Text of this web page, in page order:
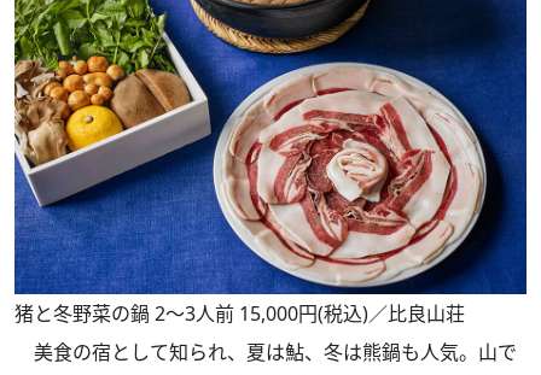
猪と冬野菜の鍋 2～3人前 15,000円(税込)／比良山荘
美食の宿として知られ、夏は鮎、冬は熊鍋も人気。山で